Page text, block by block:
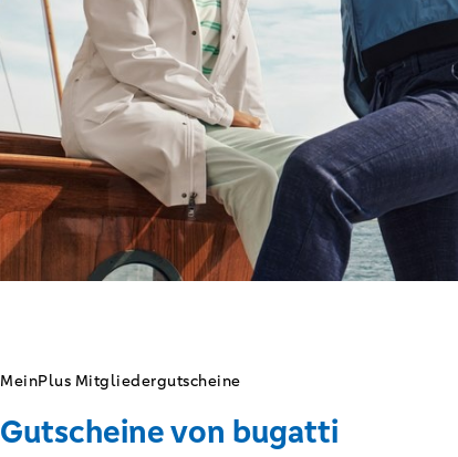
MeinPlus Mitgliedergutscheine
Gutscheine von bugatti